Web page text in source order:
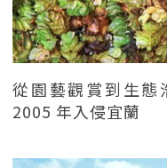
從園藝觀賞到生態
2005 年入侵宜蘭